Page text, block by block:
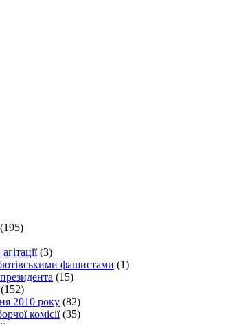
(195)
(3)
бютівськими фашистами (1)
(15)
(152)
2010 року (82)
комісії(35)